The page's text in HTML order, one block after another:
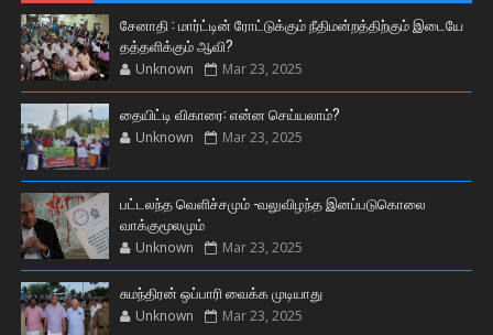
சேனாதி : மார்ட்டின் ரோட்டுக்கும் நீதிமன்றத்திற்கும் இடையே
தத்தளிக்கும் ஆவி?
Unknown Mar 23, 2025
தையிட்டி விகாரை: என்ன செய்யலாம்?
Unknown Mar 23, 2025
பட்டலந்த வெளிச்சமும் -வலுவிழந்த இனப்படுகொலை
வாக்குமூலமும்
Unknown Mar 23, 2025
சுமந்திரன் ஒப்பாரி வைக்க முடியாது
Unknown Mar 23, 2025